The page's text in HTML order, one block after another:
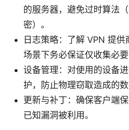
的服务器，避免过时算法
密）。
日志策略：了解 VPN 提供
场景下务必保证仅收集必要
设备管理：对使用的设备
护，防止物理窃取造成的数
更新与补丁：确保客户端
已知漏洞被利用。